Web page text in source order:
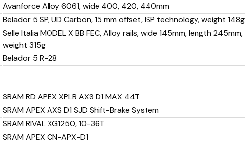
Avanforce Alloy 6061, wide 400, 420, 440mm
Belador 5 SP, UD Carbon, 15 mm offset, ISP technology, weight 148g
Selle Italia MODEL X BB FEC, Alloy rails, wide 145mm, length 245mm,
weight 315g
Belador 5 R-28
SRAM RD APEX XPLR AXS D1 MAX 44T
SRAM APEX AXS D1 SJD Shift-Brake System
SRAM RIVAL XG1250, 10-36T
SRAM APEX CN-APX-D1